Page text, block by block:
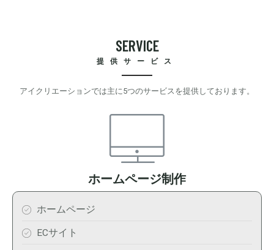
SERVICE
提供サービス
アイクリエーションでは主に5つのサービスを提供しております。
ホームページ制作
ホームページ
ECサイト